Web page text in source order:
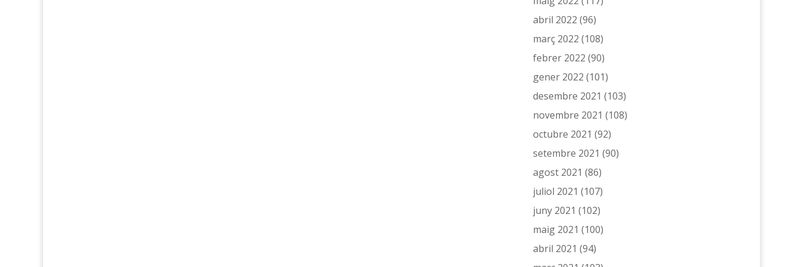
abril 2022 (96)
març 2022 (108)
febrer 2022 (90)
gener 2022 (101)
desembre 2021 (103)
novembre 2021 (108)
octubre 2021 (92)
setembre 2021 (90)
agost 2021 (86)
juliol 2021 (107)
juny 2021 (102)
maig 2021 (100)
abril 2021 (94)